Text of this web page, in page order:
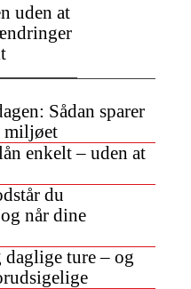
Sådan sparer
miljøet
enkelt – uden at
du
når dine
ture – og
uden at